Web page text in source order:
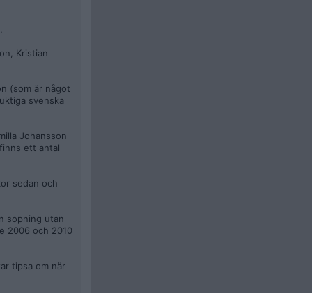
Kristian
(som är något
svenska
Johansson
ett antal
sedan och
sopning utan
2006 och 2010
tipsa om när